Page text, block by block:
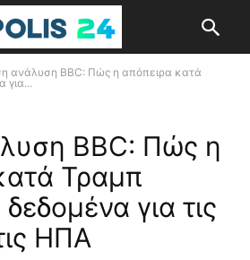
ανάλυση BBC: Πώς η απόπειρα κατά
για...
BBC: Πώς η
Τραμπ
για τις
ΗΠΑ